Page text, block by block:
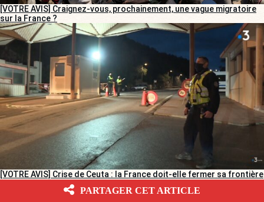
[VOTRE AVIS] Craignez-vous, prochainement, une vague migratoire
sur la France ?
[VOTRE AVIS] Crise de Ceuta : la France doit-elle fermer sa frontière
PARTAGER CET ARTICLE